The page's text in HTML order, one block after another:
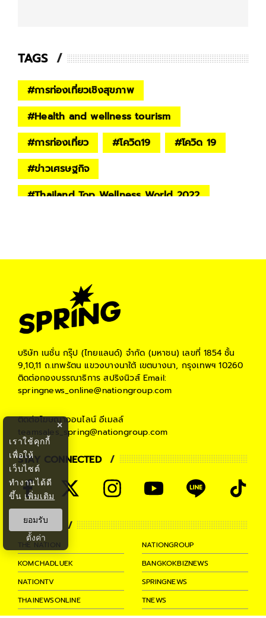
TAGS
#การท่องเที่ยวเชิงสุขภาพ
#Health and wellness tourism
#การท่องเที่ยว #โควิด19 #โควิด 19
#ข่าวเศรษฐกิจ
#Thailand Top Wellness World 2022
บริษัท เนชั่น กรุ๊ป (ไทยแลนด์) จำกัด (มหาชน) เลขที่ 1854 ชั้น
9,10,11 ถ.เทพรัตน แขวงบางนาใต้ เขตบางนา, กรุงเทพฯ 10260
ติดต่อกองบรรณาธิการ สปริงนิวส์Email:
springnews_online@nationgroup.com
ติดต่อโฆษณาออนไลน์ อีเมลล์
teamsales_spring@nationgroup.com
STAY CONNECTED
PARTNER
THE NATION
NATIONGROUP
KOMCHADLUEK
BANGKOKBIZNEWS
NATIONTV
SPRINGNEWS
THAINEWSONLINE
TNEWS
×
เราใช้คุกกี้
เพื่อให้
เว็บไซต์
ทำงานได้ดี
ขึ้น เพิ่มเติม
ยอมรับ
ตั้งค่า